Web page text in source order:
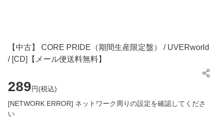
【中古】 CORE PRIDE（期間生産限定盤） / UVERworld
/ [CD]【メール便送料無料】
289円(税込)
[NETWORK ERROR] ネットワーク周りの設定を確認してくださ
い